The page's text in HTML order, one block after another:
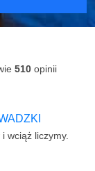
510 opinii
wciąż liczymy.